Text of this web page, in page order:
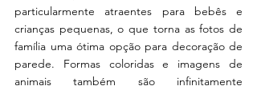
particularmente atraentes para bebês e
crianças pequenas, o que torna as fotos de
família uma ótima opção para decoração de
parede. Formas coloridas e imagens de
animais também são infinitamente